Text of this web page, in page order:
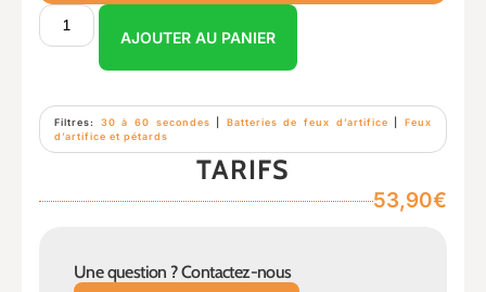
AJOUTER AU PANIER
Filtres: 30 à 60 secondes Batteries de feux d’artifice |Feux
d’artifice et pétards
TARIFS
53,90€
Une question ? Contactez-nous